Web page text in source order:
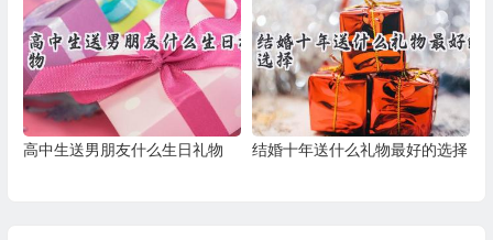
高中生送男朋友什么生日礼物 结婚十年送什么礼物最好的选择